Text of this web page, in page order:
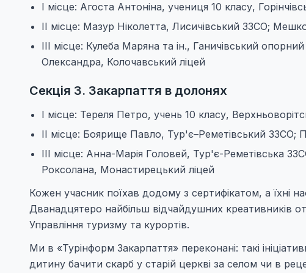
I місце: Агоста Антоніна, учениця 10 класу,
II місце: Мазур Ніколетта, Лисичівський ЗЗСО;
III місце: Кулеба Маряна та ін., Ганичівський
Олександра, Колочавський ліцей
Секція 3. Закарпаття в долонях
I місце: Тереля Петро, учень 10 класу,
II місце: Боярище Павло, Тур'є–Реметівський ЗЗСО;
III місце: Анна-Марія Головей, Тур'є-Реметівська
Роксолана, Монастирецький ліцей
Кожен учасник поїхав додому з сертифікатом, а їхні
Дванадцятеро найбільш відчайдушних креативників
Управління туризму та курортів.
Ми в «Турінформ Закарпаття» переконані: такі
дитину бачити скарб у старій церкві за селом чи в